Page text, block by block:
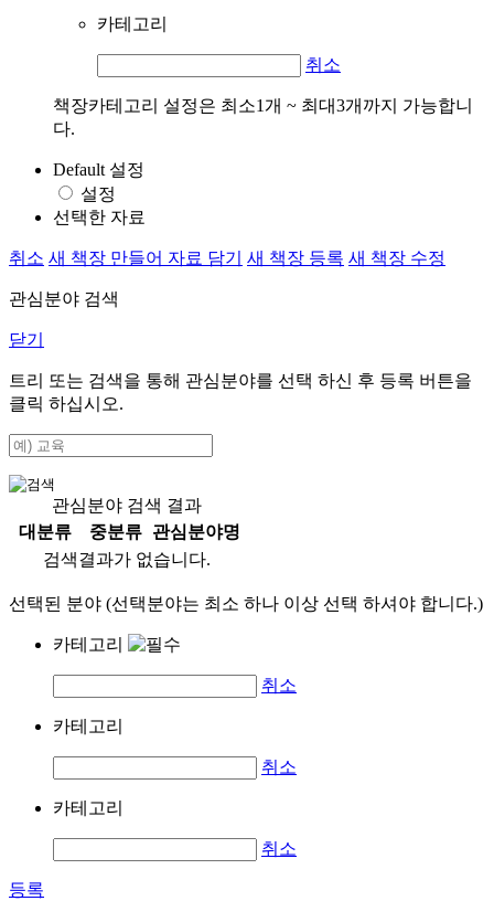
카테고리
취소
책장카테고리 설정은 최소1개 ~ 최대3개까지 가능합니
다.
Default 설정
설정
선택한 자료
취소 새 책장 만들어 자료 담기 새 책장 등록 새 책장 수정
관심분야 검색
닫기
트리 또는 검색을 통해 관심분야를 선택 하신 후 등록 버튼을
클릭 하십시오.
관심분야 검색 결과
대분류
중분류
관심분야명
검색결과가 없습니다.
선택된 분야 (선택분야는 최소 하나 이상 선택 하셔야 합니다.)
카테고리
취소
카테고리
취소
카테고리
취소
등록